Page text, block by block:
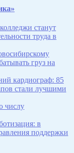
станут
труда в
груз на
кардиограф: 85
стали лучшими
числу
в
поддержки